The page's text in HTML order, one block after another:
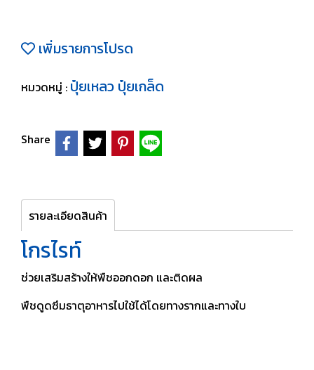
เพิ่มรายการโปรด
หมวดหมู่ : ปุ๋ยเหลว ปุ๋ยเกล็ด
Share
รายละเอียดสินค้า
โกรไรท์
ช่วยเสริมสร้างให้พืชออกดอก และติดผล
พืชดูดซึมธาตุอาหารไปใช้ได้โดยทางรากและทางใบ